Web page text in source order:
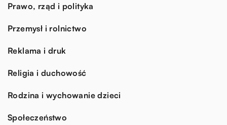
Prawo, rząd i polityka
Przemysł i rolnictwo
Reklama i druk
Religia i duchowość
Rodzina i wychowanie dzieci
Społeczeństwo